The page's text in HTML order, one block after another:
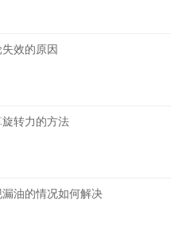
效的原因
转力的方法
油的情况如何解决